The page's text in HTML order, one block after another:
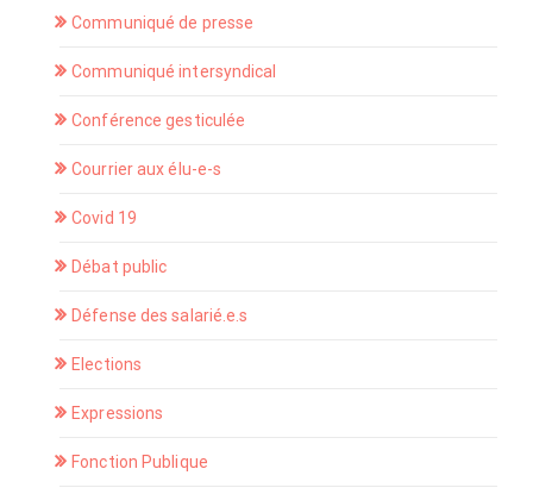
Communiqué de presse
Communiqué intersyndical
Conférence gesticulée
Courrier aux élu-e-s
Covid 19
Débat public
Défense des salarié.e.s
Elections
Expressions
Fonction Publique